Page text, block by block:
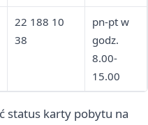
22 188 10
38
pn-pt w
godz.
8.00-
15.00
status karty pobytu na